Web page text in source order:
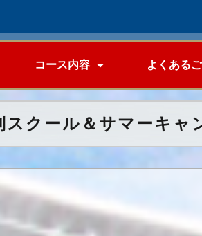
コース内容 よくある
スクール＆サマーキャ